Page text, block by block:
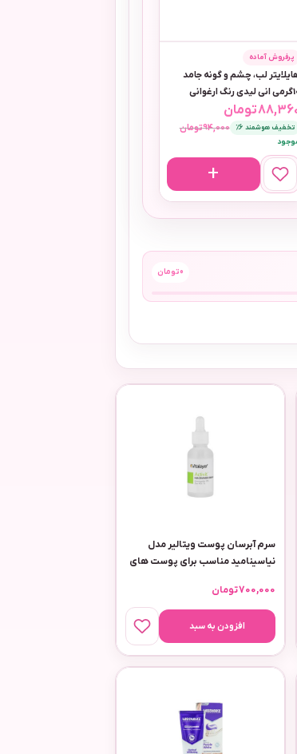
پرفروش آماده
لب، چشم و گونه جامد
ارغوانی
94,000تومان
تومان
تخفیف هوشمند 6٪
0تومان
سرم آبرسان پوست ویتالیر مدل
نیاسینامید مناسب برای پوست های
700,000تومان
افزودن به سبد